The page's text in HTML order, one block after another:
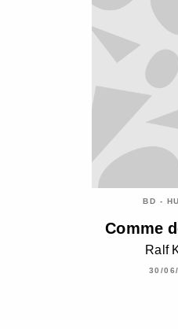
BD -
Comme
Ralf
30/